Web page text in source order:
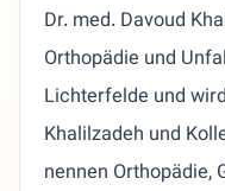
Dr. med. Davoud
Orthopädie und
Lichterfelde und
Khalilzadeh und
nennen Orthopädie,